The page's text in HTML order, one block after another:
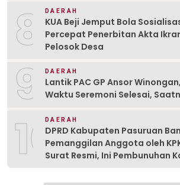
8 DAERAH
KUA Beji Jemput Bola
Percepat Penerbitan Akta
Pelosok Desa
9 DAERAH
Lantik PAC GP Ansor
Waktu Seremoni Selesai,
10DAERAH
DPRD Kabupaten Pasuruan
Pemanggilan Anggota oleh
Surat Resmi, Ini Pembunuhan